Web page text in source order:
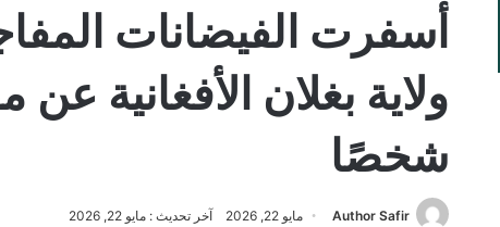
أسفرت الفيضانات
شخصًا
Author Safir مايو 22, 2026 آخر تحديث : مايو 22, 2026